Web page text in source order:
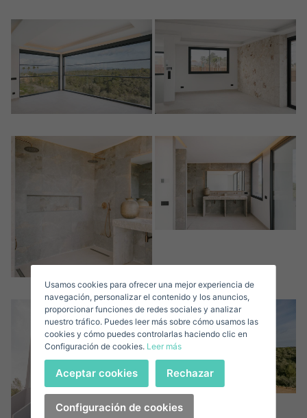
Descargar Expose
Ich akzeptiere dieBedingungen und Konditionen zum
Mich Anmelden
Anmelden
Crear una cuenta
Email*
Telefonnummer*
United
States
+1
Verkaufen Sie Ihre Immobilie
United
States
+1
+1
Usamos cookies para ofrecer una mejor experiencia de
navegación, personalizar el contenido y los anuncios,
proporcionar funciones de redes sociales y analizar
nuestro tráfico. Puedes leer más sobre cómo usamos las
cookies y cómo puedes controlarlas haciendo clic en
Configuración de cookies. Leer más
Configuración de cookies
Aceptar cookies Rechazar